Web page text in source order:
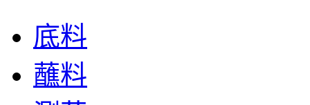
底料
蘸料